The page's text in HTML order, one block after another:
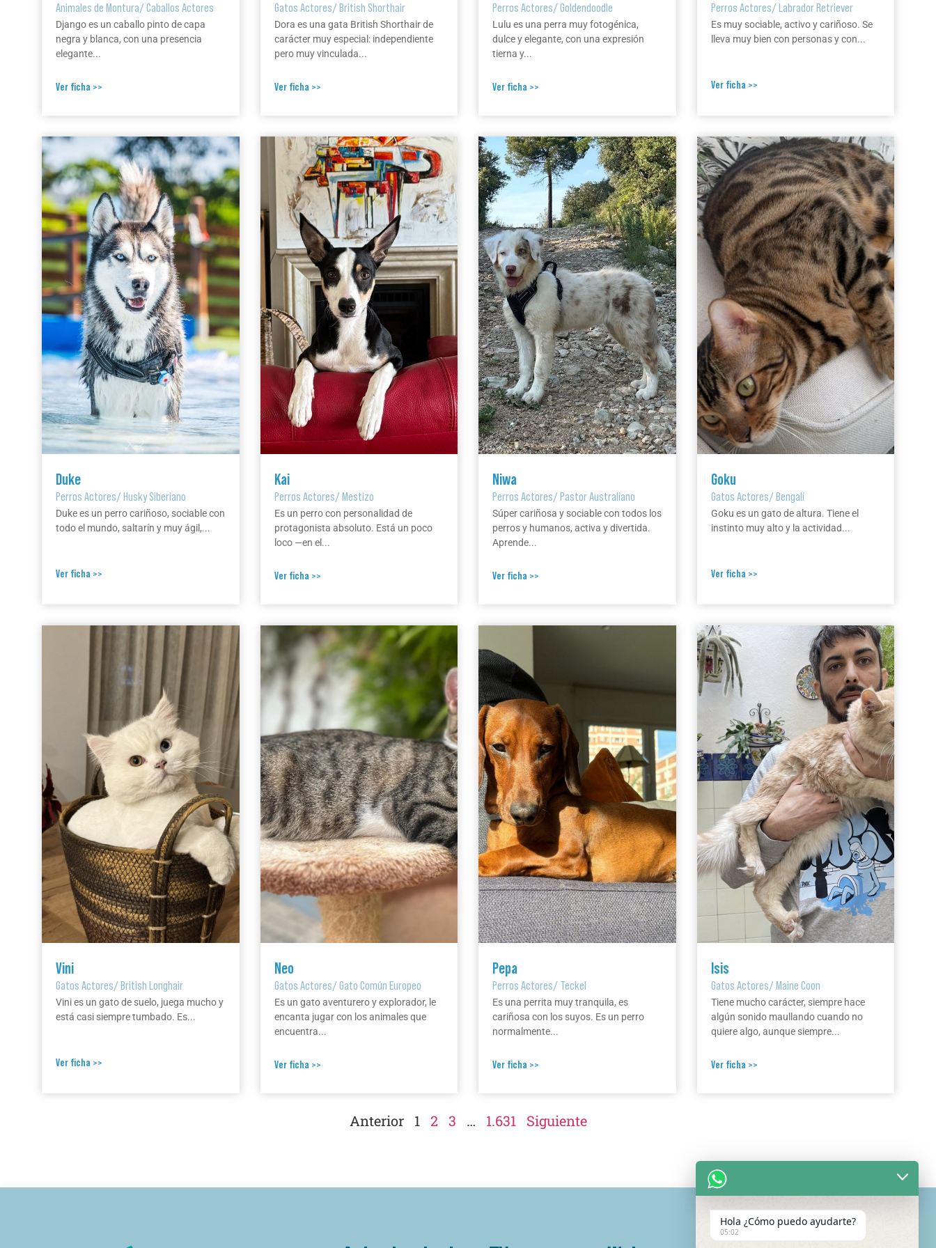
Animales de Montura/Caballos Actores
Django es un caballo pinto de capa
negra y blanca, con una presencia
elegante...
Ver ficha >>
Gatos Actores/British Shorthair
Dora es una gata British Shorthair de
carácter muy especial: independiente
pero muy vinculada...
Ver ficha >>
Perros Actores/Goldendoodle
Lulu es una perra muy fotogénica,
dulce y elegante, con una expresión
tierna y...
Ver ficha >>
Perros Actores/Labrador Retriever
Es muy sociable, activo y cariñoso. Se
lleva muy bien con personas y con...
Ver ficha >>
Duke
Perros Actores/Husky Siberiano
Duke es un perro cariñoso, sociable con
todo el mundo, saltarín y muy ágil,...
Ver ficha >>
Kai
Perros Actores/Mestizo
Es un perro con personalidad de
protagonista absoluto. Está un poco
loco —en el...
Ver ficha >>
Niwa
Perros Actores/Pastor Australiano
Súper cariñosa y sociable con todos los
perros y humanos, activa y divertida.
Aprende...
Ver ficha >>
Goku
Gatos Actores/Bengalí
Goku es un gato de altura. Tiene el
instinto muy alto y la actividad...
Ver ficha >>
Vini
Gatos Actores/British Longhair
Vini es un gato de suelo, juega mucho y
está casi siempre tumbado. Es...
Ver ficha >>
Neo
Gatos Actores/Gato Común Europeo
Es un gato aventurero y explorador, le
encanta jugar con los animales que
encuentra...
Ver ficha >>
Pepa
Perros Actores/ Teckel
Es una perrita muy tranquila, es
cariñosa con los suyos. Es un perro
normalmente...
Ver ficha >>
Isis
Gatos Actores/Maine Coon
Tiene mucho carácter, siempre hace
algún sonido maullando cuando no
quiere algo, aunque siempre...
Ver ficha >>
Anterior 1 2 3 … 1.631 Siguiente
Hola ¿Cómo puedo ayudarte?
05:02